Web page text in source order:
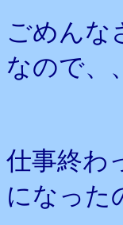
ごめんな
なので、
仕事終わ
になった